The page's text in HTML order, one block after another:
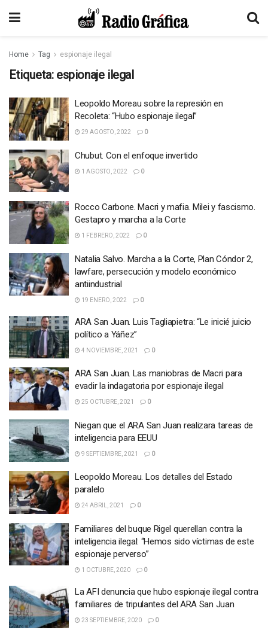
Home Tag espionaje ilegal
Etiqueta: espionaje ilegal
Leopoldo Moreau sobre la represión en
Recoleta: “Hubo espionaje ilegal”
29 AGOSTO, 2022 0
Chubut. Con el enfoque invertido
1 AGOSTO, 2022 0
Rocco Carbone. Macri y mafia. Milei y fascismo.
Gestapro y marcha a la Corte
1 FEBRERO, 2022 0
Natalia Salvo. Marcha a la Corte, Plan Cóndor 2,
lawfare, persecución y modelo económico
antiindustrial
19 ENERO, 2022 0
ARA San Juan. Luis Tagliapietra: “Le inicié juicio
político a Yáñez”
4 NOVIEMBRE, 2021 0
ARA San Juan. Las maniobras de Macri para
evadir la indagatoria por espionaje ilegal
25 OCTUBRE, 2021 0
Niegan que el ARA San Juan realizara tareas de
inteligencia para EEUU
9 SEPTIEMBRE, 2021 0
Leopoldo Moreau. Los detalles del Estado
paralelo
24 ABRIL, 2021 0
Familiares del buque Rigel querellan contra la
inteligencia ilegal: “Hemos sido víctimas de este
espionaje perverso”
1 OCTUBRE, 2020 0
La AFI denuncia que hubo espionaje ilegal contra
familiares de tripulantes del ARA San Juan
23 SEPTIEMBRE, 2020 0